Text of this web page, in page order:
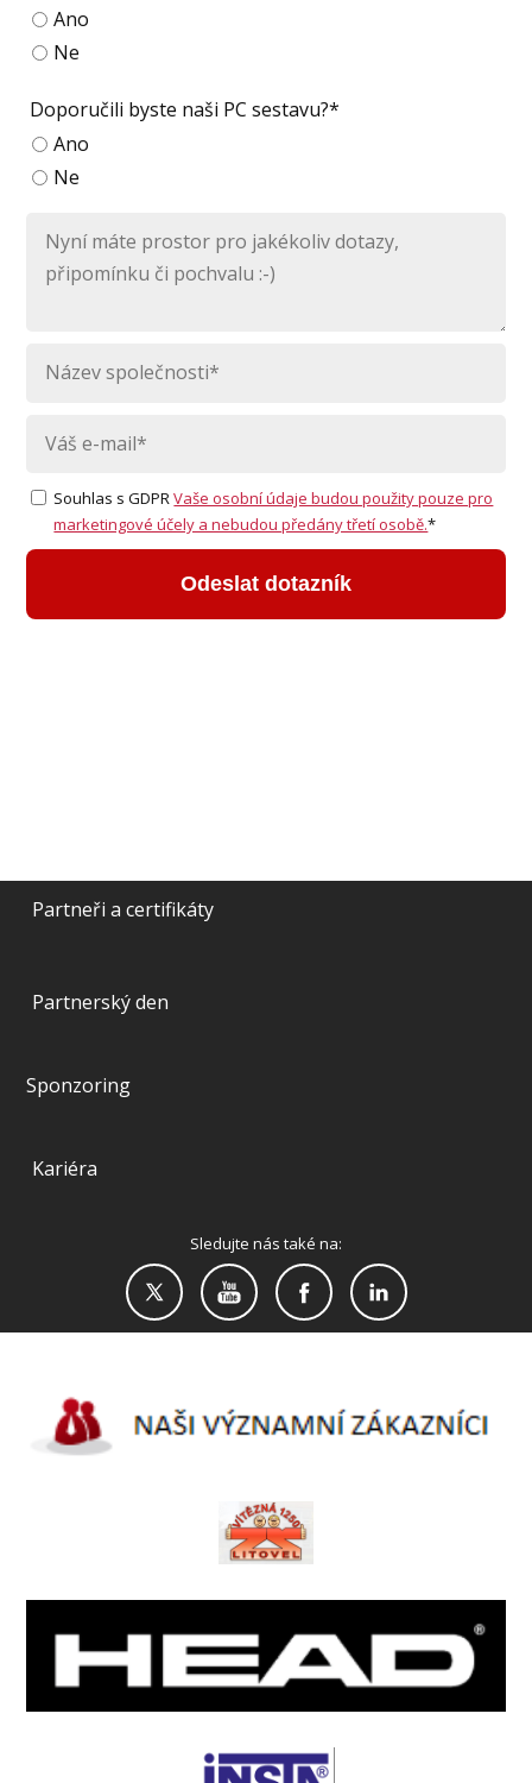
Ano
Ne
Doporučili byste naši PC sestavu?*
Ano
Ne
Souhlas s GDPRVaše osobní údaje budou použity pouze pro
marketingové účely a nebudou předány třetí osobě.*
Odeslat dotazník
Partneři a certifikáty
Partnerský den
Sponzoring
Kariéra
Sledujte nás také na: